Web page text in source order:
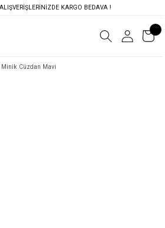
KARGO BEDAVA !
Minik Cüzdan Mavi